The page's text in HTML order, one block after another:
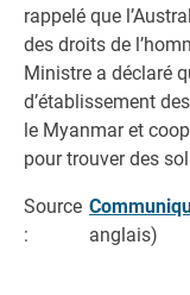
rappelé que
des droits de
Ministre a déclaré
d’établissement
le Myanmar et
pour trouver des
Source
:
anglais)